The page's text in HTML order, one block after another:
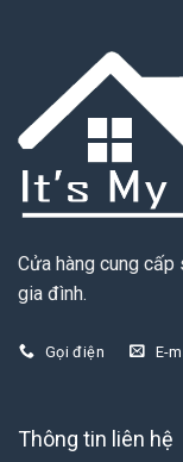
Cửa hàng cung
gia đình.
Gọi điện E-
Thông tin liên hệ